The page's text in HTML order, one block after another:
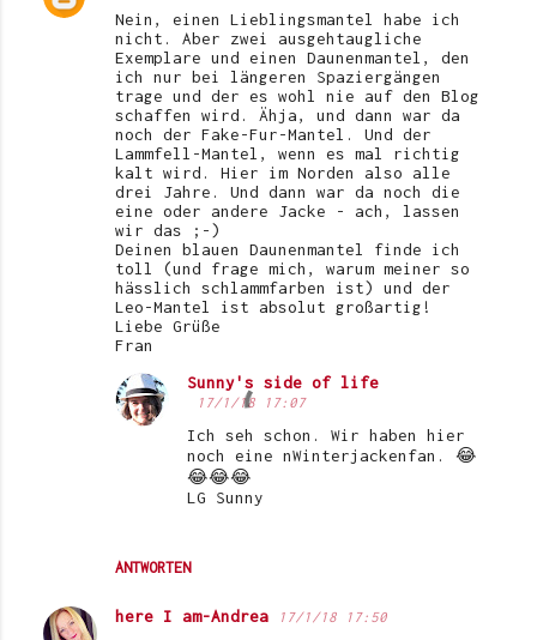
Nein, einen Lieblingsmantel habe ich
nicht. Aber zwei ausgehtaugliche
Exemplare und einen Daunenmantel, den
ich nur bei längeren Spaziergängen
trage und der es wohl nie auf den Blog
schaffen wird. Ähja, und dann war da
noch der Fake-Fur-Mantel. Und der
Lammfell-Mantel, wenn es mal richtig
kalt wird. Hier im Norden also alle
drei Jahre. Und dann war da noch die
eine oder andere Jacke - ach, lassen
wir das ;-)
Deinen blauen Daunenmantel finde ich
toll (und frage mich, warum meiner so
hässlich schlammfarben ist) und der
Leo-Mantel ist absolut großartig!
Liebe Grüße
Fran
ANTWORTEN
Sunny's side of life
17/1/18 17:07
Ich seh schon. Wir haben hier
noch eine nWinterjackenfan. 😂
😂😂😂
LG Sunny
here I am-Andrea 17/1/18 17:50